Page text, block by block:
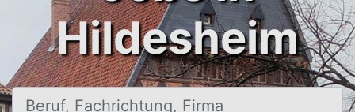
Hildesheim
Beruf, Fachrichtung, Firma